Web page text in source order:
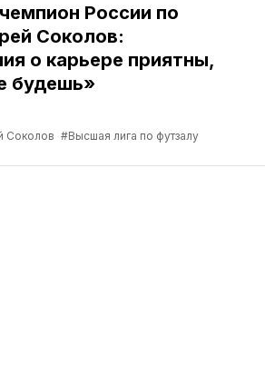
России по
Соколов:
о карьере приятны,
будешь»
Соколов #Высшая лига по футзалу